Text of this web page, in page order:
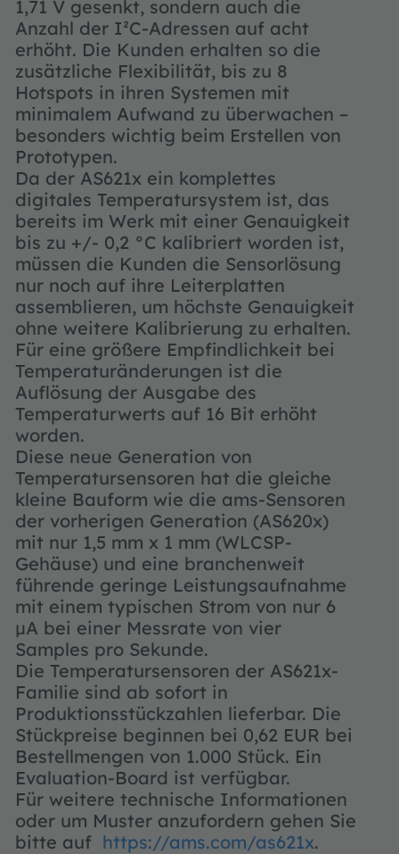
1,71 V gesenkt, sondern auch die
Anzahl der I²C-Adressen auf acht
erhöht. Die Kunden erhalten so die
zusätzliche Flexibilität, bis zu 8
Hotspots in ihren Systemen mit
minimalem Aufwand zu überwachen –
besonders wichtig beim Erstellen von
Prototypen.
Da der AS621x ein komplettes
digitales Temperatursystem ist, das
bereits im Werk mit einer Genauigkeit
bis zu +/- 0,2 °C kalibriert worden ist,
müssen die Kunden die Sensorlösung
nur noch auf ihre Leiterplatten
assemblieren, um höchste Genauigkeit
ohne weitere Kalibrierung zu erhalten.
Für eine größere Empfindlichkeit bei
Temperaturänderungen ist die
Auflösung der Ausgabe des
Temperaturwerts auf 16 Bit erhöht
worden.
Diese neue Generation von
Temperatursensoren hat die gleiche
kleine Bauform wie die ams-Sensoren
der vorherigen Generation (AS620x)
mit nur 1,5 mm x 1 mm (WLCSP-
Gehäuse) und eine branchenweit
führende geringe Leistungsaufnahme
mit einem typischen Strom von nur 6
µA bei einer Messrate von vier
Samples pro Sekunde.
Die Temperatursensoren der AS621x-
Familie sind ab sofort in
Produktionsstückzahlen lieferbar. Die
Stückpreise beginnen bei 0,62 EUR bei
Bestellmengen von 1.000 Stück. Ein
Evaluation-Board ist verfügbar.
Für weitere technische Informationen
oder um Muster anzufordern gehen Sie
bitte auf https://ams.com/as621x.